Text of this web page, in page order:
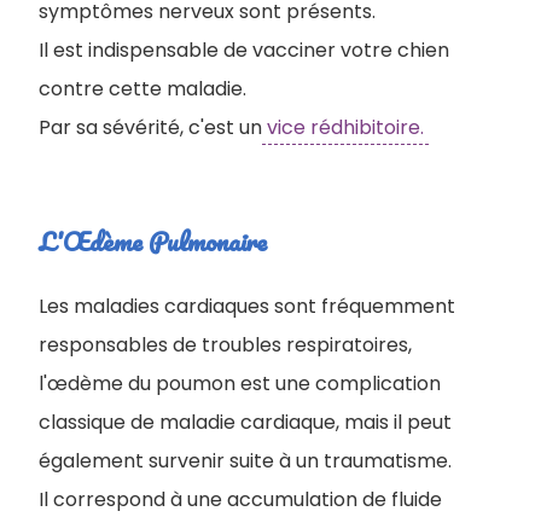
symptômes nerveux sont présents.
Il est indispensable de vacciner votre chien
contre cette maladie.
Par sa sévérité, c'est unvice rédhibitoire.
L'Œdème Pulmonaire
Les maladies cardiaques sont fréquemment
responsables de troubles respiratoires,
l'œdème du poumon est une complication
classique de maladie cardiaque, mais il peut
également survenir suite à un traumatisme.
Il correspond à une accumulation de fluide